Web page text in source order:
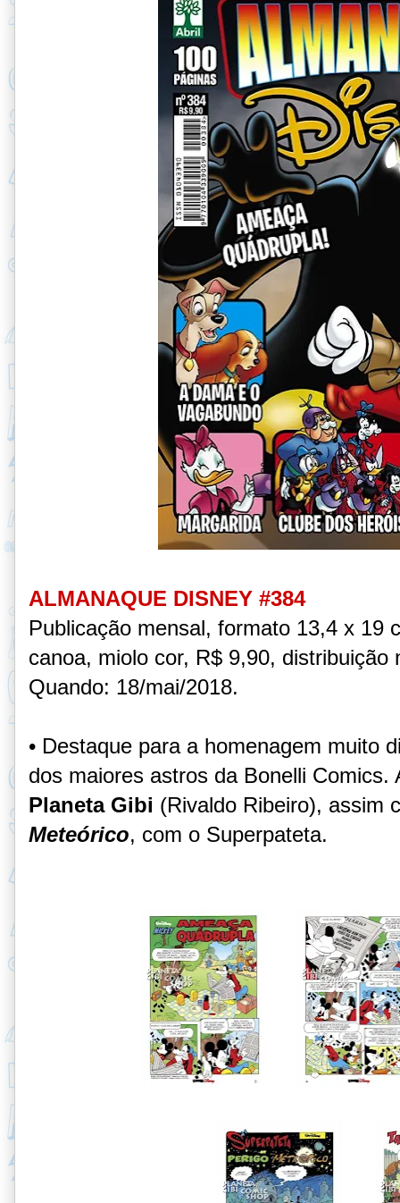
ALMANAQUE DISNEY #384
Publicação mensal, formato 13,4 x 19
canoa, miolo cor, R$ 9,90, distribuição
Quando: 18/mai/2018.
• Destaque para a homenagem muito
dos maiores astros da Bonelli Comics.
Planeta Gibi (Rivaldo Ribeiro), assim
Meteórico, com o Superpateta.